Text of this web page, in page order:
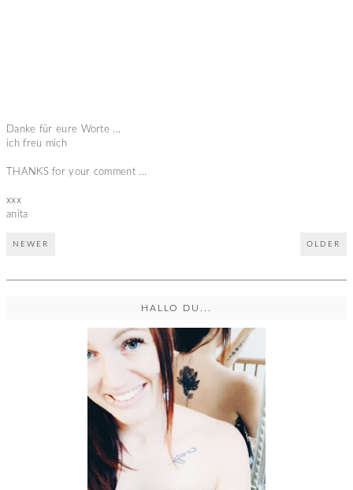
Danke für eure Worte ...
ich freu mich
THANKS for your comment ...
xxx
anita
NEWER OLDER
HALLO DU...